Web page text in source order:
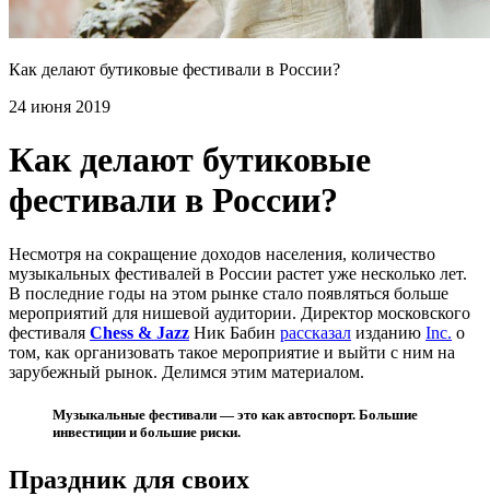
Как делают бутиковые фестивали в России?
24 июня 2019
Как делают бутиковые
фестивали в России?
Несмотря на сокращение доходов населения, количество
музыкальных фестивалей в России растет уже несколько лет.
В последние годы на этом рынке стало появляться больше
мероприятий для нишевой аудитории. Директор московского
фестиваля Chess & Jazz Ник Бабин рассказал изданию Inc. о
том, как организовать такое мероприятие и выйти с ним на
зарубежный рынок. Делимся этим материалом.
Музыкальные фестивали — это как автоспорт. Большие
инвестиции и большие риски.
Праздник для своих